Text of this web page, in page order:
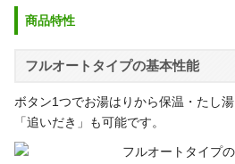
商品特性
フルオートタイプの基本性能
ボタン1つでお湯はりから保温・たし湯
「追いだき」も可能です。